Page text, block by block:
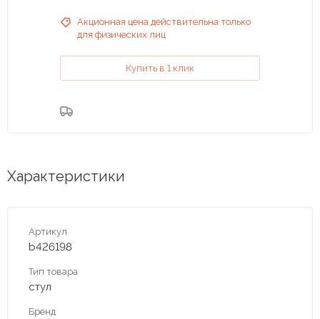
Акционная цена действительна только
для физических лиц
Купить в 1 клик
Характеристики
Артикул
b426198
Тип товара
стул
Бренд